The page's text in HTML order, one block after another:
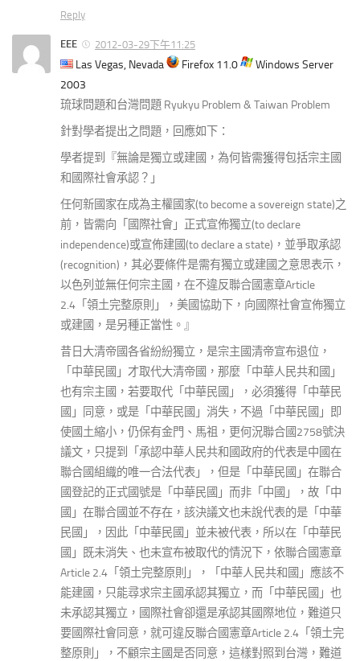
Reply
EEE 2012-03-29下午11:25
Las Vegas, Nevada Firefox 11.0
Windows Server
2003
琉球問題和台灣問題 Ryukyu Problem & Taiwan Problem
針對學者提出之問題，回應如下：
學者提到『無論是獨立或建國，為何皆需獲得包括宗主國
和國際社會承認？」
任何新國家在成為主權國家(to become a sovereign state)之
前，皆需向「國際社會」正式宣佈獨立(to declare
independence)或宣佈建國(to declare a state)，並爭取承認
(recognition)，其必要條件是需有獨立或建國之意思表示，
以色列並無任何宗主國，在不違反聯合國憲章Article
2.4「領土完整原則」，美國協助下，向國際社會宣佈獨立
或建國，是另種正當性。』
昔日大清帝國各省紛紛獨立，是宗主國清帝宣布退位，
「中華民國」才取代大清帝國，那麼「中華人民共和國」
也有宗主國，若要取代「中華民國」，必須獲得「中華民
國」同意，或是「中華民國」消失，不過「中華民國」即
使國土縮小，仍保有金門、馬祖，更何況聯合國2758號決
議文，只提到「承認中華人民共和國政府的代表是中國在
聯合國組織的唯一合法代表」，但是「中華民國」在聯合
國登記的正式國號是「中華民國」而非「中國」，故「中
國」在聯合國並不存在，該決議文也未說代表的是「中華
民國」，因此「中華民國」並未被代表，所以在「中華民
國」既未消失、也未宣布被取代的情況下，依聯合國憲章
Article 2.4「領土完整原則」，「中華人民共和國」應該不
能建國，只能尋求宗主國承認其獨立，而「中華民國」也
未承認其獨立，國際社會卻還是承認其國際地位，難道只
要國際社會同意，就可違反聯合國憲章Article 2.4「領土完
整原則」，不顧宗主國是否同意，這樣對照到台灣，難道